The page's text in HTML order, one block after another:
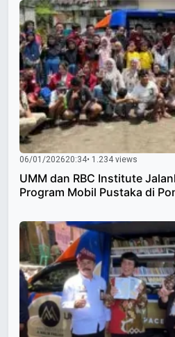
06/01/202620:34• 1.234 views
UMM dan RBC Institute
Program Mobil Pustaka di